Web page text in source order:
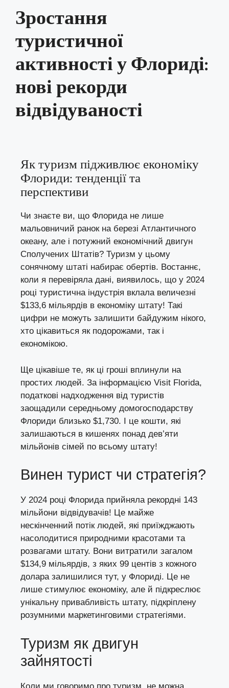
Зростання
туристичної
активності у Флориді:
нові рекорди
відвідуваності
Як туризм підживлює економіку
Флориди: тенденції та
перспективи
Чи знаєте ви, що Флорида не лише
мальовничий ранок на березі Атлантичного
океану, але і потужний економічний двигун
Сполучених Штатів? Туризм у цьому
сонячному штаті набирає обертів. Востаннє,
коли я перевіряла дані, виявилось, що у 2024
році туристична індустрія вклала величезні
$133,6 мільярдів в економіку штату! Такі
цифри не можуть залишити байдужим нікого,
хто цікавиться як подорожами, так і
економікою.
Ще цікавіше те, як ці гроші вплинули на
простих людей. За інформацією Visit Florida,
податкові надходження від туристів
заощадили середньому домогосподарству
Флориди близько $1,730. І це кошти, які
залишаються в кишенях понад дев’яти
мільйонів сімей по всьому штату!
Винен турист чи стратегія?
У 2024 році Флорида прийняла рекордні 143
мільйони відвідувачів! Це майже
нескінченний потік людей, які приїжджають
насолодитися природними красотами та
розвагами штату. Вони витратили загалом
$134,9 мільярдів, з яких 99 центів з кожного
долара залишилися тут, у Флориді. Це не
лише стимулює економіку, але й підкреслює
унікальну привабливість штату, підкріплену
розумними маркетинговими стратегіями.
Туризм як двигун
зайнятості